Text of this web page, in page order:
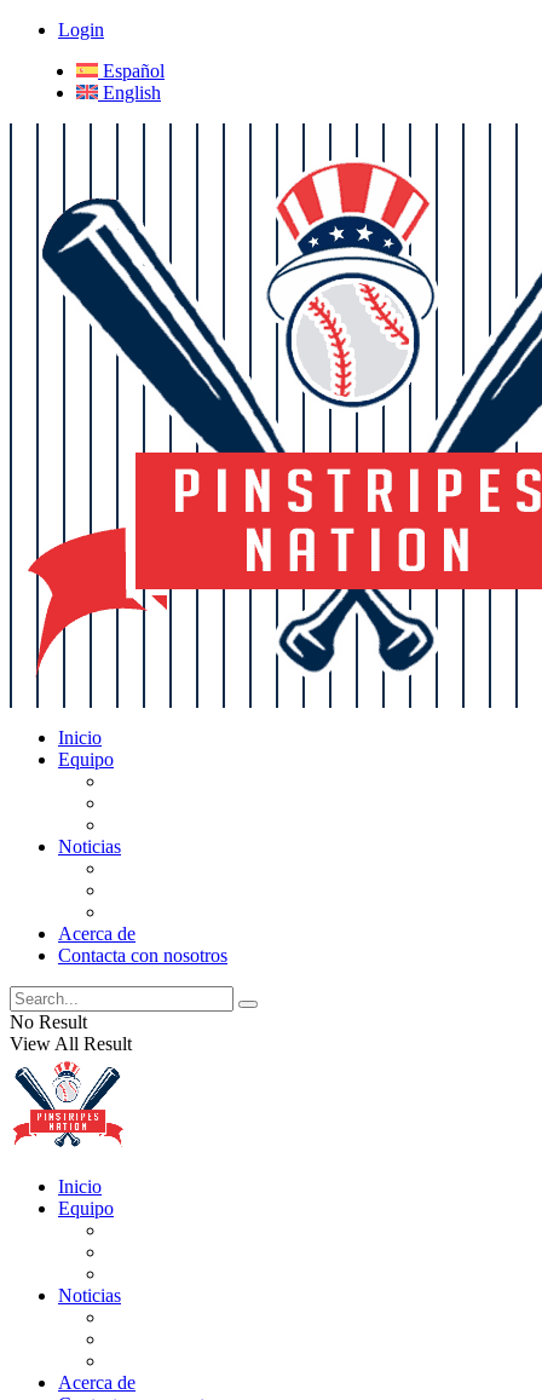
Login
Español
English
Inicio
Equipo
Noticias
Acerca de
Contacta con nosotros
No Result
View All Result
Inicio
Equipo
Noticias
Acerca de